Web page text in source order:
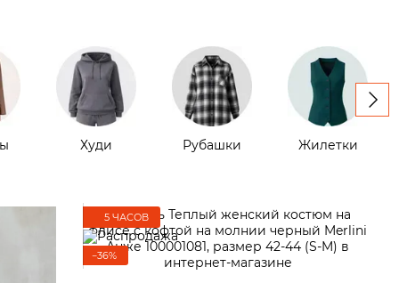
Худи Рубашки Жилетки
5 ЧАСОВ
−36%